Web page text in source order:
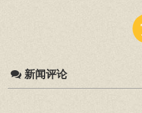
新闻评论